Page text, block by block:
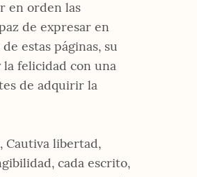
en orden las
de expresar en
estas páginas, su
felicidad con una
de adquirir la
Cautiva libertad,
cada escrito,